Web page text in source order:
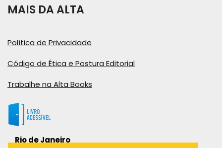
MAIS DA ALTA
Política de Privacidade
Código de Ética e Postura Editorial
Trabalhe na Alta Books
Rio de Janeiro